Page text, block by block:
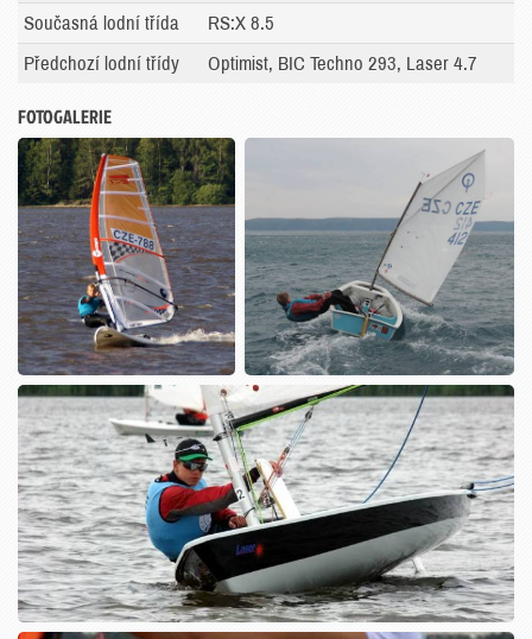
Současná lodní třída
RS:X 8.5
Předchozí lodní třídy
Optimist, BIC Techno 293, Laser 4.7
FOTOGALERIE